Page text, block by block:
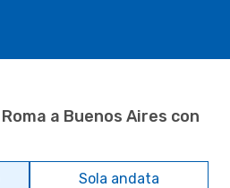
a Buenos Aires con
Sola andata